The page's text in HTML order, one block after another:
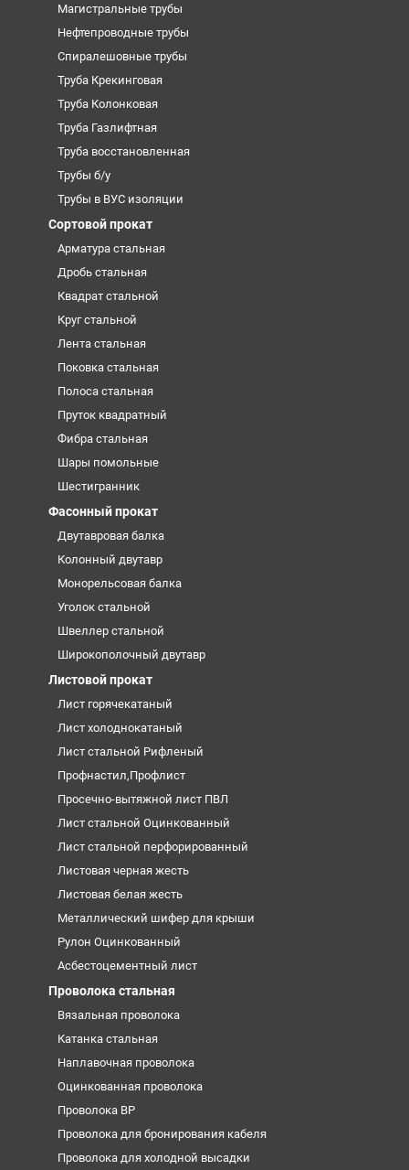
Магистральные трубы
Нефтепроводные трубы
Спиралешовные трубы
Труба Крекинговая
Труба Колонковая
Труба Газлифтная
Труба восстановленная
Трубы б/у
Трубы в ВУС изоляции
Сортовой прокат
Арматура стальная
Дробь стальная
Квадрат стальной
Круг стальной
Лента стальная
Поковка стальная
Полоса стальная
Пруток квадратный
Фибра стальная
Шары помольные
Шестигранник
Фасонный прокат
Двутавровая балка
Колонный двутавр
Монорельсовая балка
Уголок стальной
Швеллер стальной
Широкополочный двутавр
Листовой прокат
Лист горячекатаный
Лист холоднокатаный
Лист стальной Рифленый
Профнастил,Профлист
Просечно-вытяжной лист ПВЛ
Лист стальной Оцинкованный
Лист стальной перфорированный
Листовая черная жесть
Листовая белая жесть
Металлический шифер для крыши
Рулон Оцинкованный
Асбестоцементный лист
Проволока стальная
Вязальная проволока
Катанка стальная
Наплавочная проволока
Оцинкованная проволока
Проволока ВР
Проволока для бронирования кабеля
Проволока для холодной высадки